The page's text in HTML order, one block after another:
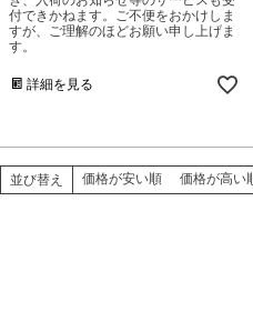
付できかねます。ご不便をおかけしま
すが、ご理解のほどお願い申し上げま
す。
詳細を見る
並び替え 価格が安い順 価格が高い